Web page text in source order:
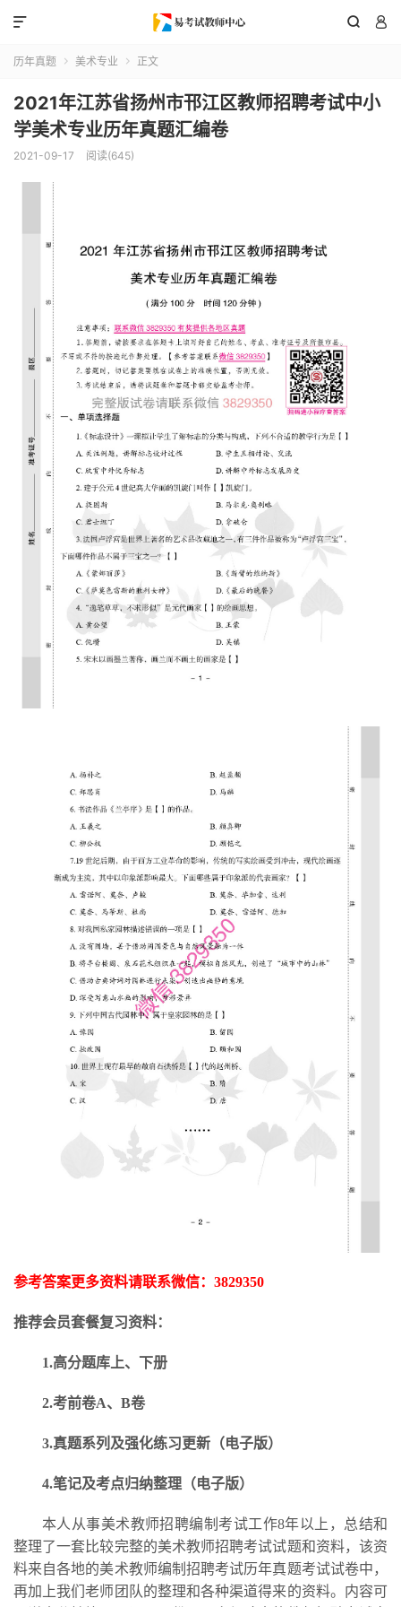
 

历年真题  美术专业  正文
2021年江苏省扬州市邗江区教师招聘考试中小
学美术专业历年真题汇编卷
2021-09-17 阅读(645)
参考答案更多资料请联系微信： 3829350
推荐会员套餐复习资料：
1.高分题库上、下册
2.考前卷A、B卷
3.真题系列及强化练习更新 （电子版）
4.笔记及考点归纳整理（电子版）
本人从事美术教师招聘编制考试工作8年以上，总结和
整理了一套比较完整的美术教师招聘考试试题和资料，该资
料来自各地的美术教师编制招聘考试历年真题考试试卷中，
再加上我们老师团队的整理和各种渠道得来的资料。内容可